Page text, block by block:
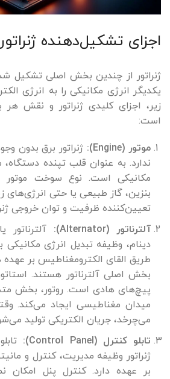
اجزای تشکیل‌دهنده
ژنراتور از چندین بخش اصلی تشکیل
یکدیگر انرژی مکانیکی را به انرژی
زیر، اجزای کلیدی ژنراتور و نقش
است:
موتور (Engine):
ژنراتور برق بدون
ندارد. به عنوان قلب تپنده دستگاه،
مکانیکی است. نوع سوخت موتور
بنزین، گاز طبیعی یا حتی انرژی‌های
تعیین‌کننده ظرفیت و توان خروجی
آلترناتور (Alternator):
دینام، وظیفه تبدیل انرژی مکانیکی
طریق القای الکترومغناطیس بر عهده
بخش اصلی آلترناتور هستند.
پیچ‌های هادی است. روتور، بخش
میدان مغناطیسی ایجاد می‌کند.
می‌چرخد، جریان الکتریکی تولید
تابلو کنترل (Control Panel):
ژنراتور وظیفه مدیریت، کنترل و
بر عهده دارد. کنترل پنل امکان